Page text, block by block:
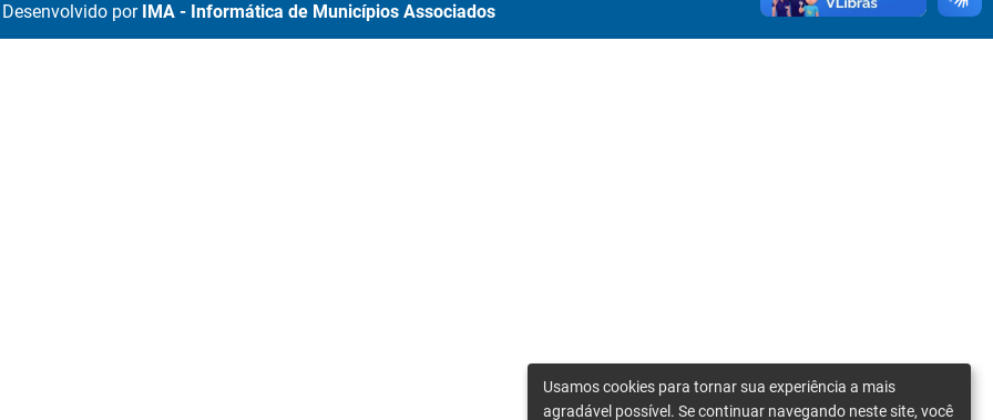
Desenvolvido por IMA - Informática de Municípios Associados
Usamos cookies para tornar sua experiência a mais
agradável possível. Se continuar navegando neste site, você